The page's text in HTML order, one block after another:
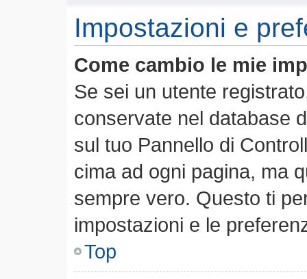
Impostazioni e
Come cambio le mie
Se sei un utente
conservate nel database
sul tuo Pannello di
cima ad ogni pagina, ma
sempre vero. Questo ti
impostazioni e le
Top